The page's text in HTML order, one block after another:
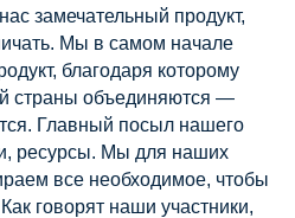
замечательный продукт,
Мы в самом начале
благодаря которому
страны объединяются —
Главный посыл нашего
ресурсы. Мы для наших
все необходимое, чтобы
говорят наши участники,